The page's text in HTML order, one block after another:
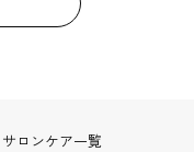
サロンケア一覧